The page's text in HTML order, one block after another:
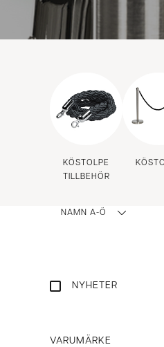
KÖSTOLPE
TILLBEHÖR
NAMN A-Ö
NYHETER
VARUMÄRKE